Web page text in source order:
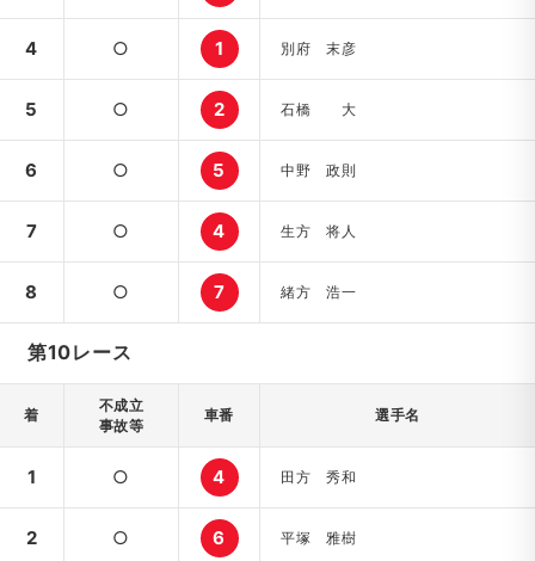
4 ○ 1 別府 末彦
5 ○ 2 石橋 大
6 ○ 5 中野 政則
7 ○ 4 生方 将人
8 ○ 7 緒方 浩一
第10レース
着
不成立
事故等
車番 選手名
1 ○ 4 田方 秀和
2 ○ 6 平塚 雅樹